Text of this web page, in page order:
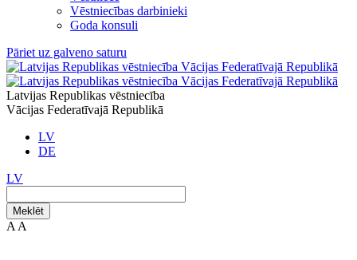
Vēstniecības darbinieki
Goda konsuli
Pāriet uz galveno saturu
Latvijas Republikas vēstniecība
Vācijas Federatīvajā Republikā
LV
DE
LV
Meklēt
A A